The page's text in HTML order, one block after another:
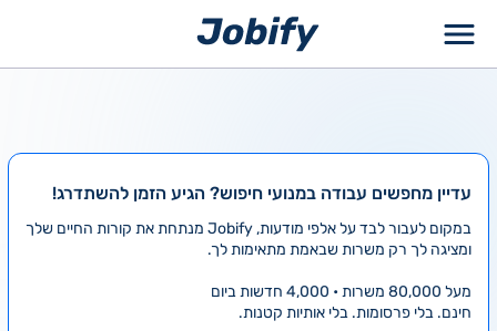
עדיין מחפשים עבודה במנועי חיפוש? הגיע הזמן להשתדרג!
במקום לעבור לבד על אלפי מודעות, Jobify מנתחת את קורות החיים שלך
ומציגה לך רק משרות שבאמת מתאימות לך.
מעל 80,000 משרות • 4,000 חדשות ביום
חינם. בלי פרסומות. בלי אותיות קטנות.